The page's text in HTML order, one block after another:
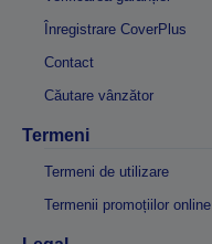
Înregistrare CoverPlus
Contact
Căutare vânzător
Termeni
Termeni de utilizare
Termenii promoțiilor online